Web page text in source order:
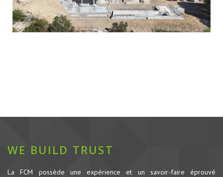
WE BUILD TRUST
La FCM possède une expérience et un savoir-faire éprouvé